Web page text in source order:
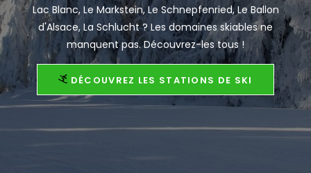
Lac Blanc, Le Markstein, Le Schnepfenried, Le Ballon
d'Alsace, La Schlucht ? Les domaines skiables ne
manquent pas. Découvrez-les tous !
DÉCOUVREZ LES STATIONS DE SKI